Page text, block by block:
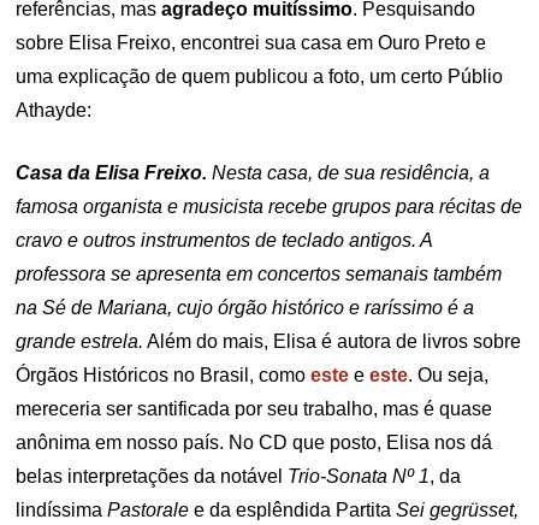
referências, masagradeço muitíssimo. Pesquisando
sobre Elisa Freixo, encontrei sua casa em Ouro Preto e
uma explicação de quem publicou a foto, um certo Públio
Athayde:
Casa da Elisa Freixo. Nesta casa, de sua residência, a
famosa organista e musicista recebe grupos para récitas de
cravo e outros instrumentos de teclado antigos. A
professora se apresenta em concertos semanais também
na Sé de Mariana, cujo órgão histórico e raríssimo é a
grande estrela. Além do mais, Elisa é autora de livros sobre
Órgãos Históricos no Brasil, comoeste eeste. Ou seja,
mereceria ser santificada por seu trabalho, mas é quase
anônima em nosso país. No CD que posto, Elisa nos dá
belas interpretações da notável Trio-Sonata Nº 1, da
lindíssimaPastoralee da esplêndida PartitaSei gegrüsset,